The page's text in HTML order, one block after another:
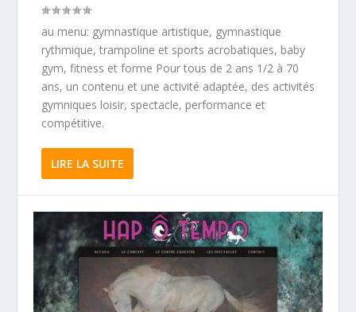
au menu: gymnastique artistique, gymnastique
rythmique, trampoline et sports acrobatiques, baby
gym, fitness et forme Pour tous de 2 ans 1/2 à 70
ans, un contenu et une activité adaptée, des activités
gymniques loisir, spectacle, performance et
compétitive.
LIRE LA SUITE